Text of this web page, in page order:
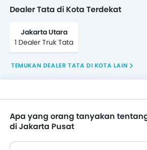
Dealer Tata di Kota Terdekat
Jakarta Utara
1 Dealer Truk Tata
TEMUKAN DEALER TATA DI KOTA LAIN
Apa yang orang tanyakan
di Jakarta Pusat